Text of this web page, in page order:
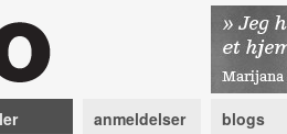
anmeldelser blogs